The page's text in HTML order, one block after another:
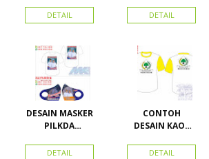
DETAIL
ACEH
DETAIL
DESAIN MASKER
PILKDA
Calon Bupati &
DETAIL
CONTOH
DESAIN KAOS
BAHAN PE
DETAIL